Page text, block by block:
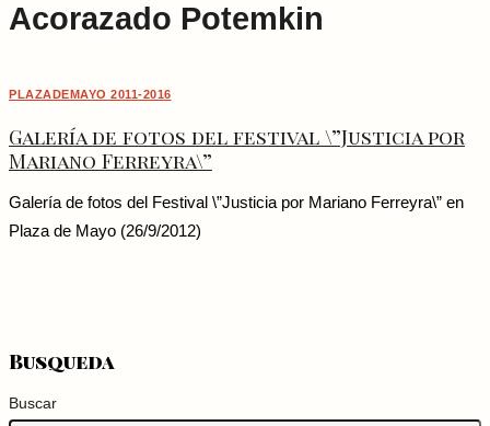
Acorazado Potemkin
PLAZADEMAYO 2011-2016
Galería de fotos del festival \”Justicia por
Mariano Ferreyra\”
Galería de fotos del Festival \”Justicia por Mariano Ferreyra\” en
Plaza de Mayo (26/9/2012)
Busqueda
Buscar